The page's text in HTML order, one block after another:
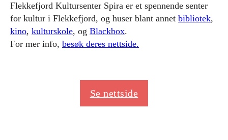
Flekkefjord Kultursenter Spira er et spennende senter
for kultur i Flekkefjord, og huser blant annet bibliotek,
kino, kulturskole, og Blackbox.
For mer info, besøk deres nettside.
Se nettside